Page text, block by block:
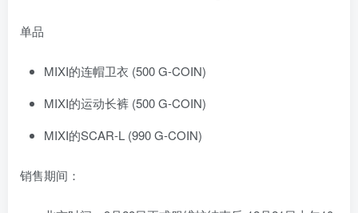
单品
MIXI的连帽卫衣 (500 G-COIN)
MIXI的运动长裤 (500 G-COIN)
MIXI的SCAR-L (990 G-COIN)
销售期间：